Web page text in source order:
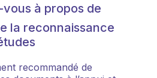
vous à propos de
la reconnaissance
recommandé de